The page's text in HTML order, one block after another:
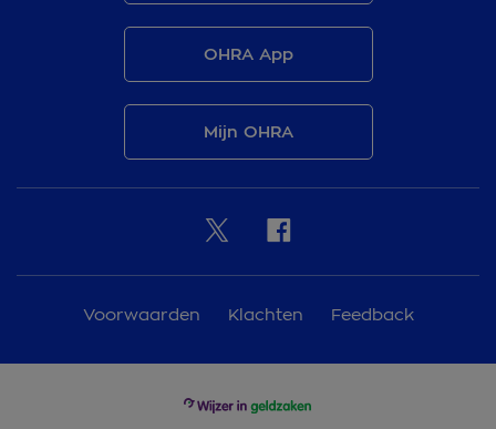
OHRA App
Mijn OHRA
Voorwaarden Klachten Feedback